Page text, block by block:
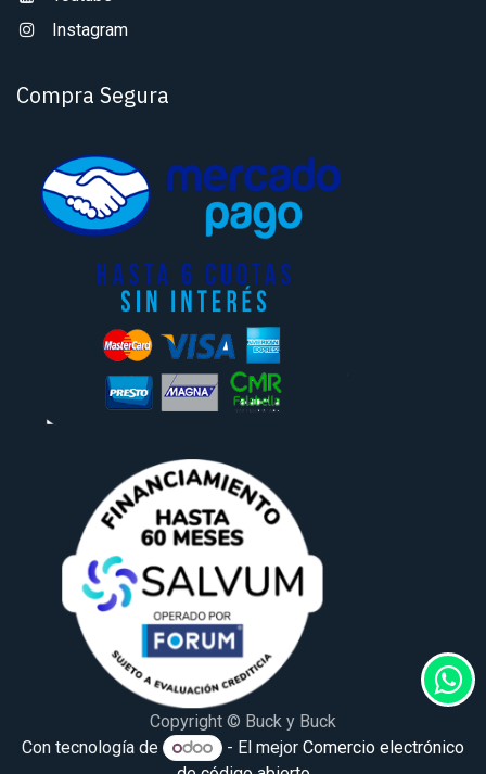
Instagram
Compra Segura
Copyright © Buck y Buck
Con tecnología de
- El mejor Comercio electrónico